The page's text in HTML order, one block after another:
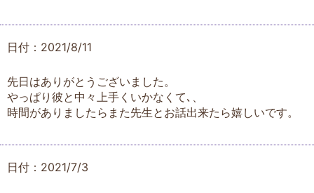
日付：2021/8/11
先日はありがとうございました。
やっぱり彼と中々上手くいかなくて､、
時間がありましたらまた先生とお話出来たら嬉しいです。
日付：2021/7/3